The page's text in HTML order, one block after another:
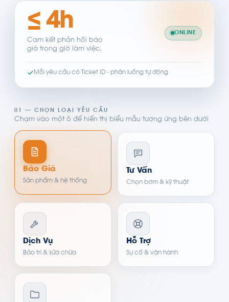
≤ 4h
Cam kết phản hồi báo
giá trong giờ làm việc.
ONLINE
Mỗi yêu cầu có Ticket ID · phân luồng tự động
01 — CHỌN LOẠI YÊU CẦU
Chạm vào một ô để hiển thị biểu mẫu tương ứng bên dưới
Báo Giá
Sản phẩm & hệ thống
Tư Vấn
Chọn bơm & kỹ thuật
Dịch Vụ
Bảo trì & sửa chữa
Hỗ Trợ
Sự cố & vận hành